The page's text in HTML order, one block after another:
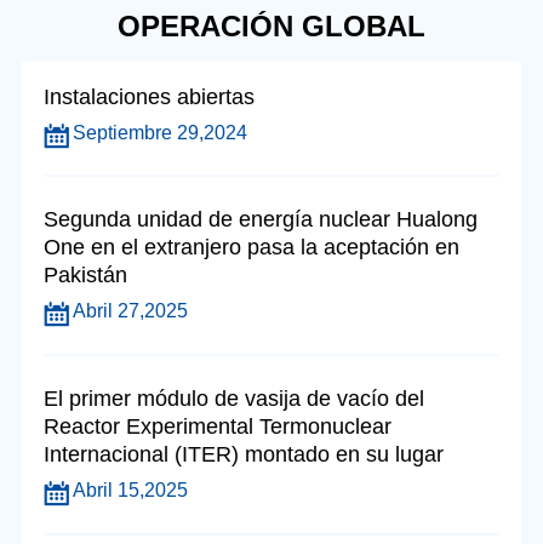
OPERACIÓN GLOBAL
Instalaciones abiertas
Septiembre 29,2024
Segunda unidad de energía nuclear Hualong
One en el extranjero pasa la aceptación en
Pakistán
Abril 27,2025
El primer módulo de vasija de vacío del
Reactor Experimental Termonuclear
Internacional (ITER) montado en su lugar
Abril 15,2025